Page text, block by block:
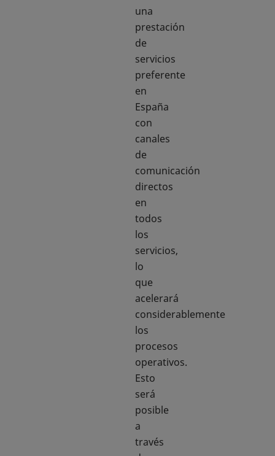
una
prestación
de
servicios
preferente
en
España
con
canales
de
comunicación
directos
en
todos
los
servicios,
lo
que
acelerará
considerablemente
los
procesos
operativos.
Esto
será
posible
a
través